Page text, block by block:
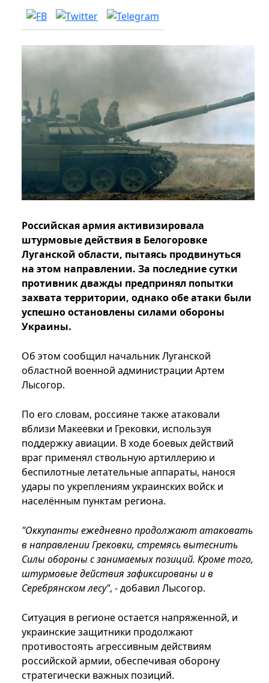
Российская армия активизировала
штурмовые действия в Белогоровке
Луганской области, пытаясь продвинуться
на этом направлении. За последние сутки
противник дважды предпринял попытки
захвата территории, однако обе атаки были
успешно остановлены силами обороны
Украины.
Об этом сообщил начальник Луганской
областной военной администрации Артем
Лысогор.
По его словам, россияне также атаковали
вблизи Макеевки и Грековки, используя
поддержку авиации. В ходе боевых действий
враг применял ствольную артиллерию и
беспилотные летательные аппараты, нанося
удары по укреплениям украинских войск и
населённым пунктам региона.
"Оккупанты ежедневно продолжают атаковать
в направлении Грековки, стремясь вытеснить
Силы обороны с занимаемых позиций. Кроме того,
штурмовые действия зафиксированы и в
Серебрянском лесу", - добавил Лысогор.
Ситуация в регионе остается напряженной, и
украинские защитники продолжают
противостоять агрессивным действиям
российской армии, обеспечивая оборону
стратегически важных позиций.